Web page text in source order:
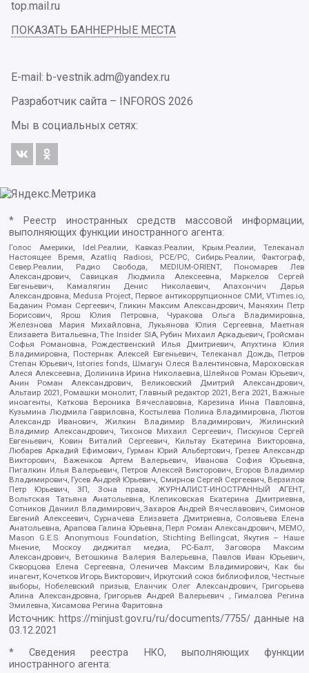
top.mail.ru
ПОКАЗАТЬ БАННЕРНЫЕ МЕСТА
E-mail: b-vestnik.adm@yandex.ru
Разработчик сайта – INFOROS 2026
Мы в социальных сетях:
* Реестр иностранных средств массовой информации,
выполняющих функции иностранного агента:
Голос Америки, Idel.Реалии, Кавказ.Реалии, Крым.Реалии, Телеканал
Настоящее Время, Azatliq Radiosi, PCE/PC, Сибирь.Реалии, Фактограф,
Север.Реалии, Радио Свобода, MEDIUM-ORIENT, Пономарев Лев
Александрович, Савицкая Людмила Алексеевна, Маркелов Сергей
Евгеньевич, Камалягин Денис Николаевич, Апахончич Дарья
Александровна, Medusa Project, Первое антикоррупционное СМИ, VTimes.io,
Баданин Роман Сергеевич, Гликин Максим Александрович, Маняхин Петр
Борисович, Ярош Юлия Петровна, Чуракова Ольга Владимировна,
Железнова Мария Михайловна, Лукьянова Юлия Сергеевна, Маетная
Елизавета Витальевна, The Insider SIA, Рубин Михаил Аркадьевич, Гройсман
Софья Романовна, Рождественский Илья Дмитриевич, Апухтина Юлия
Владимировна, Постернак Алексей Евгеньевич, Телеканал Дождь, Петров
Степан Юрьевич, Istories fonds, Шмагун Олеся Валентиновна, Мароховская
Алеся Алексеевна, Долинина Ирина Николаевна, Шлейнов Роман Юрьевич,
Анин Роман Александрович, Великовский Дмитрий Александрович,
Альтаир 2021, Ромашки монолит, Главный редактор 2021, Вега 2021, Важные
иноагенты, Каткова Вероника Вячеславовна, Карезина Инна Павловна,
Кузьмина Людмила Гавриловна, Костылева Полина Владимировна, Лютов
Александр Иванович, Жилкин Владимир Владимирович, Жилинский
Владимир Александрович, Тихонов Михаил Сергеевич, Пискунов Сергей
Евгеньевич, Ковин Виталий Сергеевич, Кильтау Екатерина Викторовна,
Любарев Аркадий Ефимович, Гурман Юрий Альбертович, Грезев Александр
Викторович, Важенков Артем Валерьевич, Иванова София Юрьевна,
Пигалкин Илья Валерьевич, Петров Алексей Викторович, Егоров Владимир
Владимирович, Гусев Андрей Юрьевич, Смирнов Сергей Сергеевич, Верзилов
Петр Юрьевич, ЗП, Зона права, ЖУРНАЛИСТ-ИНОСТРАННЫЙ АГЕНТ,
Вольтская Татьяна Анатольевна, Клепиковская Екатерина Дмитриевна,
Сотников Даниил Владимирович, Захаров Андрей Вячеславович, Симонов
Евгений Алексеевич, Сурначева Елизавета Дмитриевна, Соловьева Елена
Анатольевна, Арапова Галина Юрьевна, Перл Роман Александрович, МЕМО,
Mason G.E.S. Anonymous Foundation, Stichting Bellingcat, Якутия – Наше
Мнение, Москоу диджитал медиа, РС-Балт, Заговора Максим
Александрович, Ветошкина Валерия Валерьевна, Павлов Иван Юрьевич,
Скворцова Елена Сергеевна, Оленичев Максим Владимирович, Как бы
инагент, Кочетков Игорь Викторович, Иркутский союз библиофилов, Честные
выборы, Нобелевский призыв, Еланчик Олег Александрович, Григорьева
Алина Александровна, Григорьев Андрей Валерьевич , Гималова Регина
Эмилевна, Хисамова Регина Фаритовна
Источник: https://minjust.gov.ru/ru/documents/7755/ данные на
03.12.2021
* Сведения реестра НКО, выполняющих функции
иностранного агента: